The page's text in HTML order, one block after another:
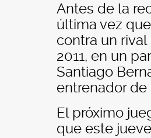
Antes de la
última vez
contra un rival
2011, en un
Santiago
entrenador de
El próximo
que este